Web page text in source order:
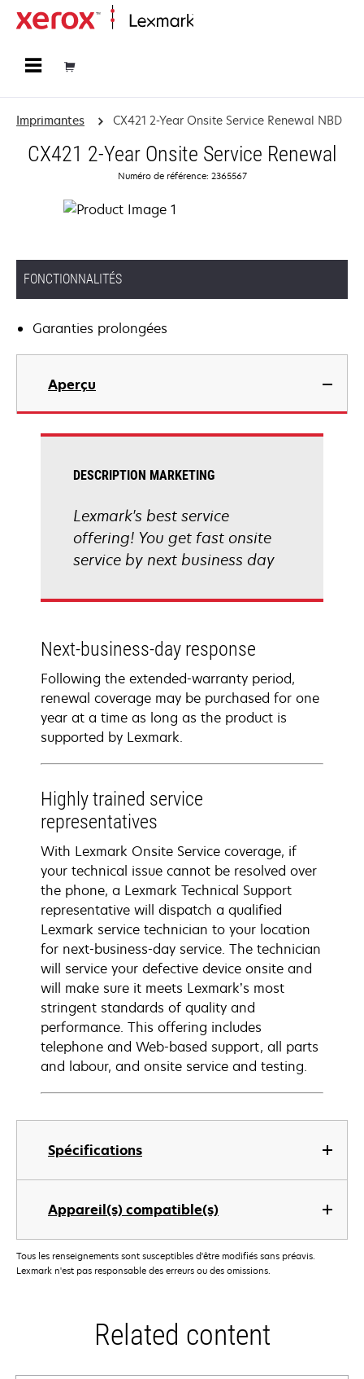
Imprimantes CX421 2-Year Onsite Service Renewal NBD
CX421 2-Year Onsite Service Renewal
Numéro de référence: 2365567
FONCTIONNALITÉS
Garanties prolongées
Aperçu
Spécifications
Appareil(s) compatible(s)
DESCRIPTION MARKETING
Lexmark's best service
offering! You get fast onsite
service by next business day
Next-business-day response
Following the extended-warranty period,
renewal coverage may be purchased for one
year at a time as long as the product is
supported by Lexmark.
Highly trained service
representatives
With Lexmark Onsite Service coverage, if
your technical issue cannot be resolved over
the phone, a Lexmark Technical Support
representative will dispatch a qualified
Lexmark service technician to your location
for next-business-day service. The technician
will service your defective device onsite and
will make sure it meets Lexmark’s most
stringent standards of quality and
performance. This offering includes
telephone and Web-based support, all parts
and labour, and onsite service and testing.
Tous les renseignements sont susceptibles d'être modifiés sans préavis.
Lexmark n'est pas responsable des erreurs ou des omissions.
Related content